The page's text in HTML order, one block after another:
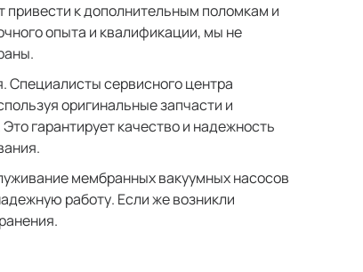
к дополнительным поломкам и
опыта и квалификации, мы не
Специалисты сервисного центра
оригинальные запчасти и
гарантирует качество и надежность
мембранных вакуумных насосов
работу. Если же возникли